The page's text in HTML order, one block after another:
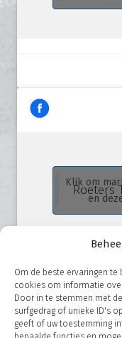
Om de beste ervaringen
cookies om informatie
Door in te stemmen met
surfgedrag of unieke ID's
geeft of uw toestemming
Roeters
Klik om
en